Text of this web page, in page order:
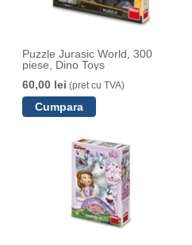
Puzzle Jurasic World, 300
piese, Dino Toys
60,00 lei (pret cu TVA)